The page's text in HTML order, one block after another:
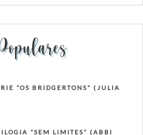
“OS BRIDGERTONS” (JULIA
“SEM LIMITES” (ABBI